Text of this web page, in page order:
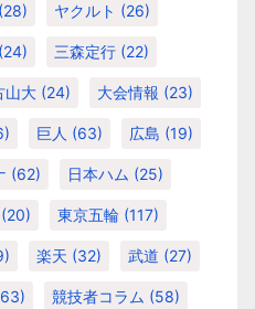
(28) ヤクルト (26)
(24) 三森定行 (22)
山大 (24) 大会情報 (23)
巨人 (63) 広島 (19)
(62) 日本ハム (25)
(20) 東京五輪 (117)
楽天 (32) 武道 (27)
競技者コラム (58)